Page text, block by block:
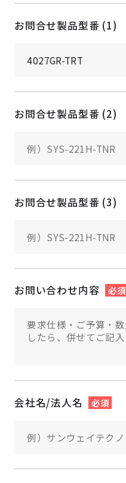
お問合せ製品型番 (1)
お問合せ製品型番 (2)
お問合せ製品型番 (3)
お問い合わせ内容 必須
会社名/法人名 必須